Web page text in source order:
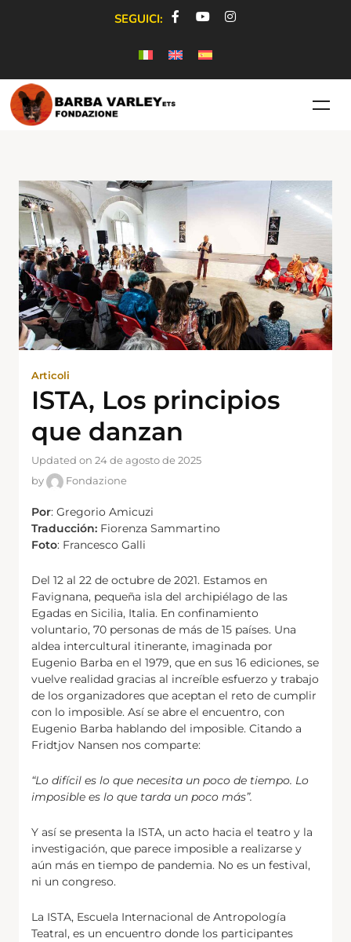
SEGUICI:
Articoli
ISTA, Los principios
que danzan
Updated on 24 de agosto de 2025
by
Fondazione
Por: Gregorio Amicuzi
Traducción: Fiorenza Sammartino
Foto: Francesco Galli
Del 12 al 22 de octubre de 2021. Estamos en
Favignana, pequeña isla del archipiélago de las
Egadas en Sicilia, Italia. En confinamiento
voluntario, 70 personas de más de 15 países. Una
aldea intercultural itinerante, imaginada por
Eugenio Barba en el 1979, que en sus 16 ediciones, se
vuelve realidad gracias al increíble esfuerzo y trabajo
de los organizadores que aceptan el reto de cumplir
con lo imposible. Así se abre el encuentro, con
Eugenio Barba hablando del imposible. Citando a
Fridtjov Nansen nos comparte:
“Lo difícil es lo que necesita un poco de tiempo. Lo
imposible es lo que tarda un poco más”.
Y así se presenta la ISTA, un acto hacia el teatro y la
investigación, que parece imposible a realizarse y
aún más en tiempo de pandemia. No es un festival,
ni un congreso.
La ISTA, Escuela Internacional de Antropología
Teatral, es un encuentro donde los participantes